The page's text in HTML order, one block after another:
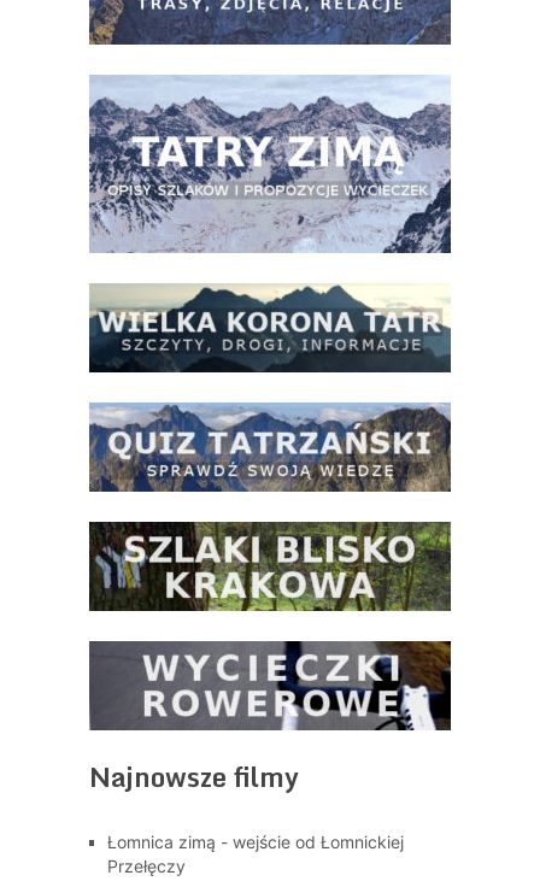
Najnowsze filmy
Łomnica zimą - wejście od Łomnickiej
Przełęczy